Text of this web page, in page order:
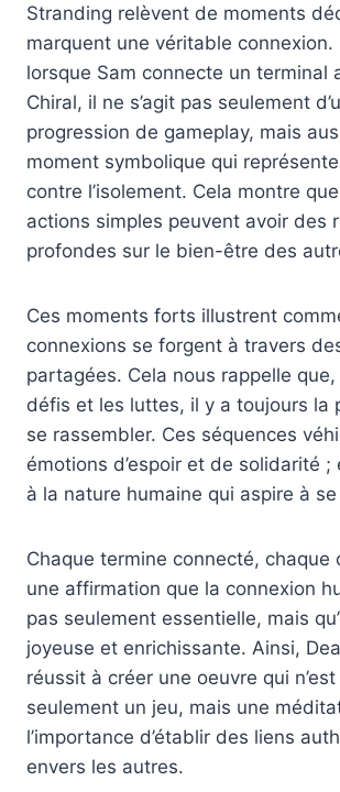
Stranding relèvent de moments
marquent une véritable connexion.
lorsque Sam connecte un terminal
Chiral, il ne s’agit pas seulement
progression de gameplay, mais
moment symbolique qui
contre l’isolement. Cela montre
actions simples peuvent avoir des
profondes sur le bien-être des
Ces moments forts illustrent
connexions se forgent à travers
partagées. Cela nous rappelle
défis et les luttes, il y a toujours la
se rassembler. Ces séquences
émotions d’espoir et de solidarité ;
à la nature humaine qui aspire à
Chaque termine connecté, chaque
une affirmation que la connexion
pas seulement essentielle, mais
joyeuse et enrichissante. Ainsi,
réussit à créer une oeuvre qui n’est
seulement un jeu, mais une
l’importance d’établir des liens
envers les autres.